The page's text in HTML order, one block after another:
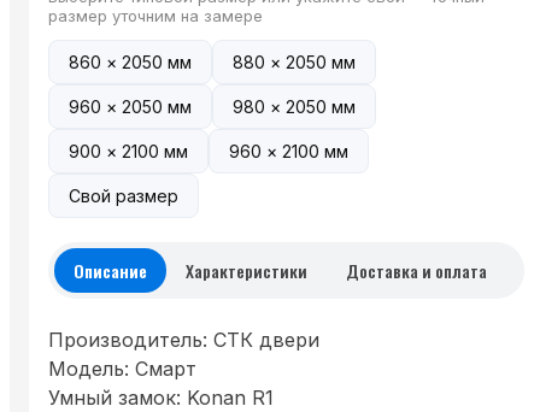
размер уточним на замере
860 × 2050 мм 880 × 2050 мм
960 × 2050 мм 980 × 2050 мм
900 × 2100 мм 960 × 2100 мм
Свой размер
Описание Характеристики Доставка и оплата
Производитель: СТК двери
Модель: Смарт
Умный замок: Konan R1